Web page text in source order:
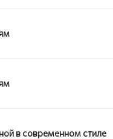
в современном стиле